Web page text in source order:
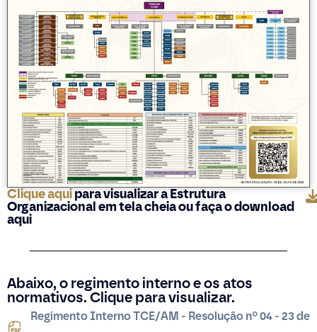
Clique aquipara visualizar a Estrutura
Organizacional em tela cheia ou faça o download
aqui
Abaixo, o regimento interno e os atos
normativos. Clique para visualizar.
Regimento Interno TCE/AM - Resolução nº 04 - 23 de